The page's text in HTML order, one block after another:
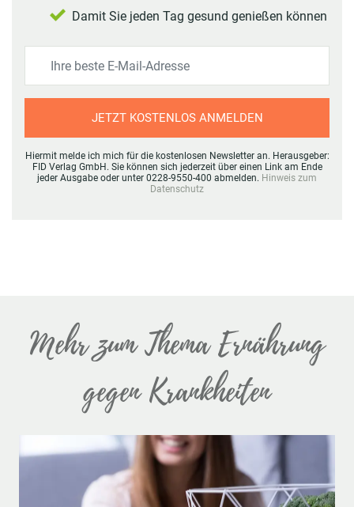
Damit Sie jeden Tag gesund genießen können
JETZT KOSTENLOS ANMELDEN
Hiermit melde ich mich für die kostenlosen Newsletter an. Herausgeber:
FID Verlag GmbH. Sie können sich jederzeit über einen Link am Ende
jeder Ausgabe oder unter 0228-9550-400 abmelden. Hinweis zum
Datenschutz
Mehr zum Thema Ernährung
gegen Krankheiten